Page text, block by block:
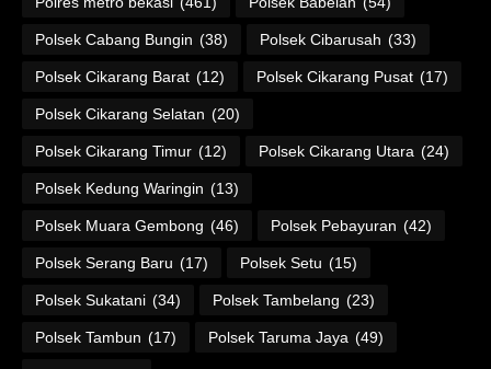
Polsek Cabang Bungin (38) Polsek Cibarusah (33)
Polsek Cikarang Barat (12) Polsek Cikarang Pusat (17)
Polsek Cikarang Selatan (20)
Polsek Cikarang Timur (12) Polsek Cikarang Utara (24)
Polsek Kedung Waringin (13)
Polsek Muara Gembong (46) Polsek Pebayuran (42)
Polsek Serang Baru (17) Polsek Setu (15)
Polsek Sukatani (34) Polsek Tambelang (23)
Polsek Tambun (17) Polsek Taruma Jaya (49)